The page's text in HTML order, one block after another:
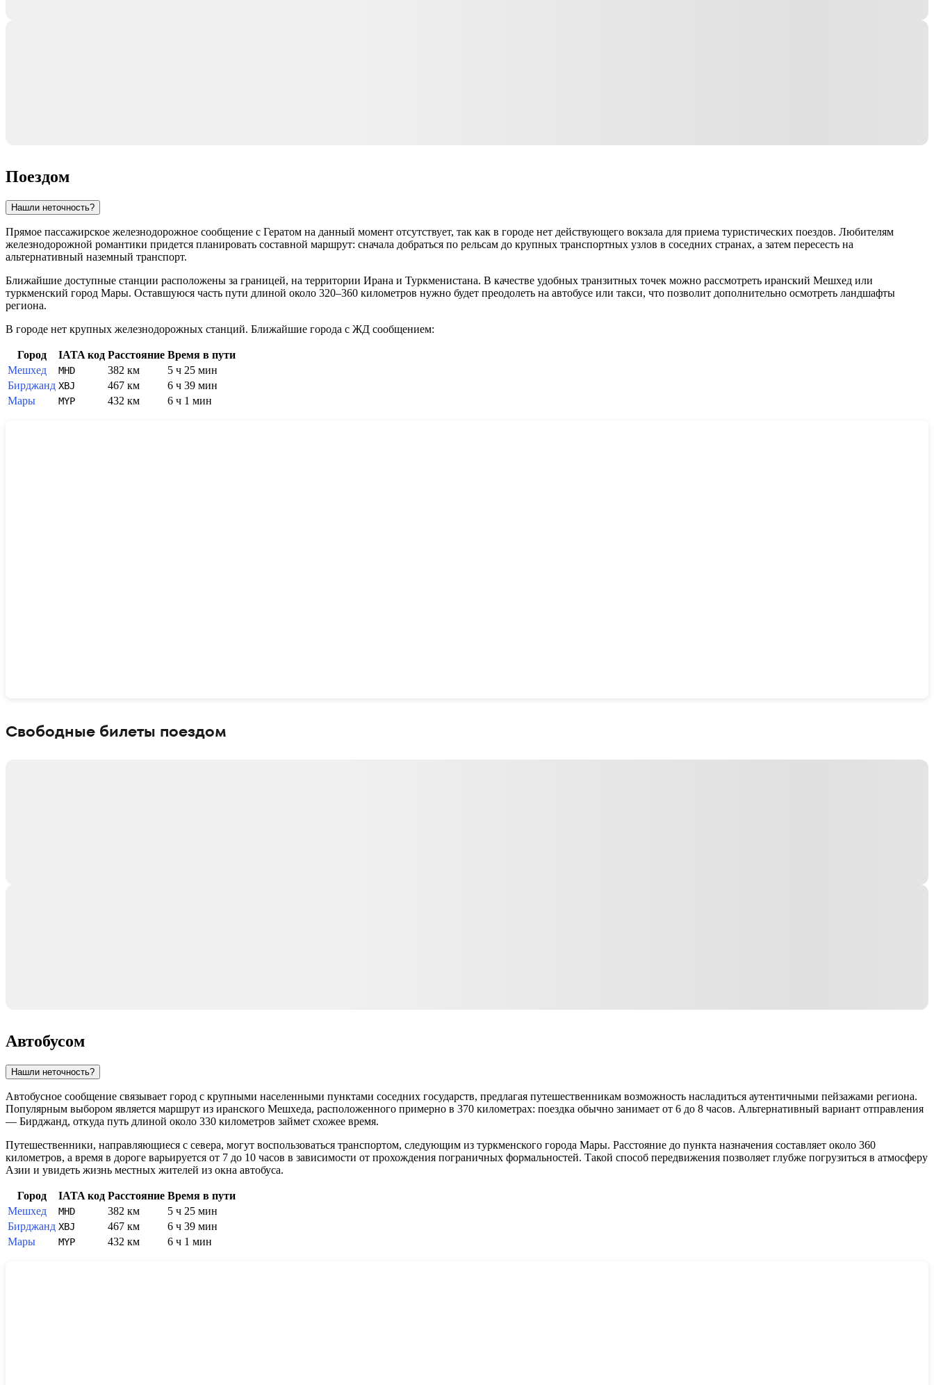
Поездом
Нашли неточность?
Прямое пассажирское железнодорожное сообщение с Гератом на данный момент отсутствует, так как в городе нет действующего вокзала для приема туристических поездов. Любителям
железнодорожной романтики придется планировать составной маршрут: сначала добраться по рельсам до крупных транспортных узлов в соседних странах, а затем пересесть на
альтернативный наземный транспорт.
Ближайшие доступные станции расположены за границей, на территории Ирана и Туркменистана. В качестве удобных транзитных точек можно рассмотреть иранский Мешхед или
туркменский город Мары. Оставшуюся часть пути длиной около 320–360 километров нужно будет преодолеть на автобусе или такси, что позволит дополнительно осмотреть ландшафты
региона.
В городе нет крупных железнодорожных станций. Ближайшие города с ЖД сообщением:
Город IATA код Расстояние Время в пути
Мешхед
MHD 382 км
5 ч 25 мин
Бирджанд XBJ 467 км
6 ч 39 мин
Мары
MYP 432 км 6 ч 1 мин
Свободные билеты поездом
Автобусом
Нашли неточность?
Автобусное сообщение связывает город с крупными населенными пунктами соседних государств, предлагая путешественникам возможность насладиться аутентичными пейзажами региона.
Популярным выбором является маршрут из иранского Мешхеда, расположенного примерно в 370 километрах: поездка обычно занимает от 6 до 8 часов. Альтернативный вариант отправления
— Бирджанд, откуда путь длиной около 330 километров займет схожее время.
Путешественники, направляющиеся с севера, могут воспользоваться транспортом, следующим из туркменского города Мары. Расстояние до пункта назначения составляет около 360
километров, а время в дороге варьируется от 7 до 10 часов в зависимости от прохождения пограничных формальностей. Такой способ передвижения позволяет глубже погрузиться в атмосферу
Азии и увидеть жизнь местных жителей из окна автобуса.
Город IATA код Расстояние Время в пути
Мешхед
MHD 382 км
5 ч 25 мин
Бирджанд XBJ 467 км
6 ч 39 мин
Мары
MYP 432 км 6 ч 1 мин